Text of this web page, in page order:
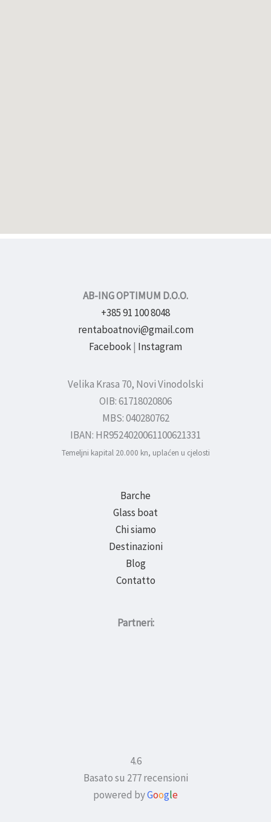
AB-ING OPTIMUM D.O.O.
+385 91 100 8048
rentaboatnovi@gmail.com
Facebook| Instagram
Velika Krasa 70, Novi Vinodolski
OIB: 61718020806
MBS: 040280762
IBAN: HR9524020061100621331
Temeljni kapital 20.000 kn, uplaćen u cjelosti
Barche
Glass boat
Chi siamo
Destinazioni
Blog
Contatto
Partneri:
4.6
Basato su 277 recensioni
powered byGoogle